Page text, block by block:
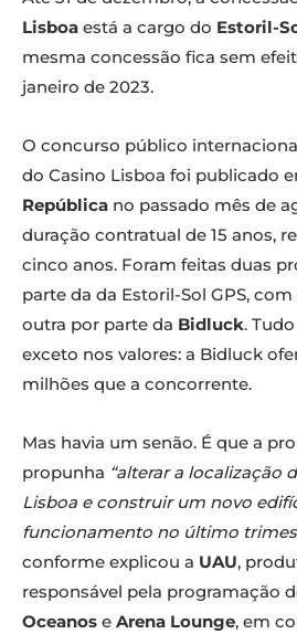
Lisboa está a cargo do Estoril-
mesma concessão fica sem
janeiro de 2023.
O concurso público
do Casino Lisboa foi publicado
República no passado mês de
duração contratual de 15 anos,
cinco anos. Foram feitas duas
parte da da Estoril-Sol GPS,
outra por parte da Bidluck.
exceto nos valores: a Bidluck
milhões que a concorrente.
Mas havia um senão. É que a
propunha “alterar a localização
Lisboa e construir um novo
funcionamento no último
conforme explicou a UAU,
responsável pela programação
Oceanos e Arena Lounge, em